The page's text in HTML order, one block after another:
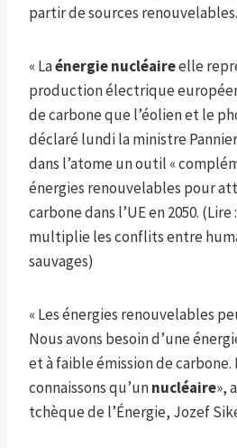
partir de sources renouvelables.
« Laénergie nucléaireelle
production électrique
de carbone que l’éolien et le
déclaré lundi la ministre
dans l’atome un outil «
énergies renouvelables pour
carbone dans l’UE en 2050.
multiplie les conflits entre
sauvages)
« Les énergies renouvelables
Nous avons besoin d’une
et à faible émission de carbone.
connaissons qu’unnucléaire»,
tchèque de l’Énergie, Jozef